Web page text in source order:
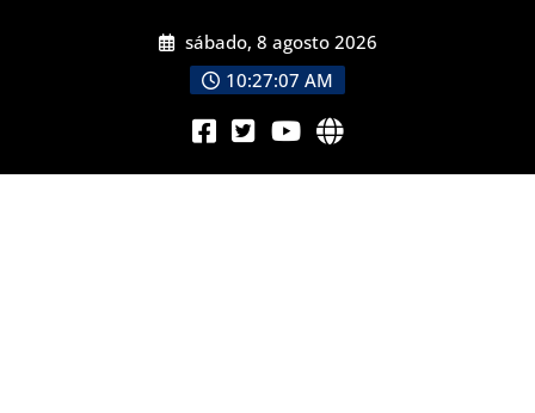
sábado, 8 agosto 2026
10:27:08 AM